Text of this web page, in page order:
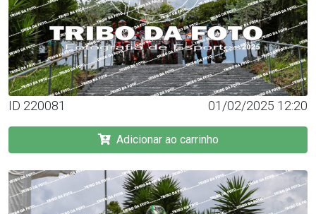
ID 220081 01/02/2025 12:20
Adicionar ao carrinho